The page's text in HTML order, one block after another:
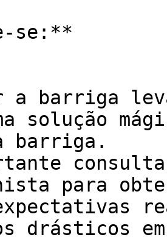
barriga
solução
barriga.
para
drásticos